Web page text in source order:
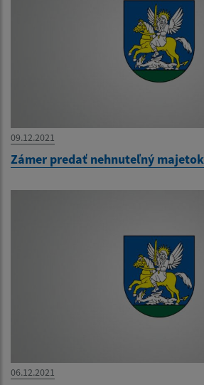
09.12.2021
Zámer predať nehnuteľný majetok
06.12.2021